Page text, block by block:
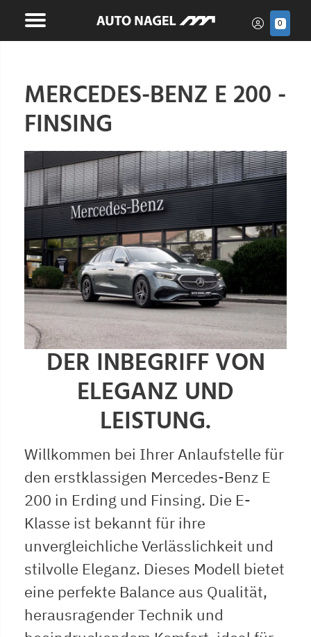
0
MERCEDES-BENZ E 200 -
FINSING
DER INBEGRIFF VON
ELEGANZ UND
LEISTUNG.
Willkommen bei Ihrer Anlaufstelle für
den erstklassigen Mercedes-Benz E
200 in Erding und Finsing. Die E-
Klasse ist bekannt für ihre
unvergleichliche Verlässlichkeit und
stilvolle Eleganz. Dieses Modell bietet
eine perfekte Balance aus Qualität,
herausragender Technik und